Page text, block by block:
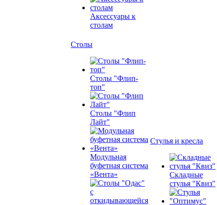
Аксессуары к
столам
Столы
Столы "Флип-
топ"
Столы "Флип
Лайт"
Модульная
буфетная система
«Вента»
Стулья и кресла
Складные
стулья "Квиз"